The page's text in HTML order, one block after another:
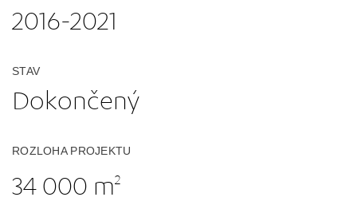
2016-2021
STAV
Dokončený
ROZLOHA PROJEKTU
34 000 m2